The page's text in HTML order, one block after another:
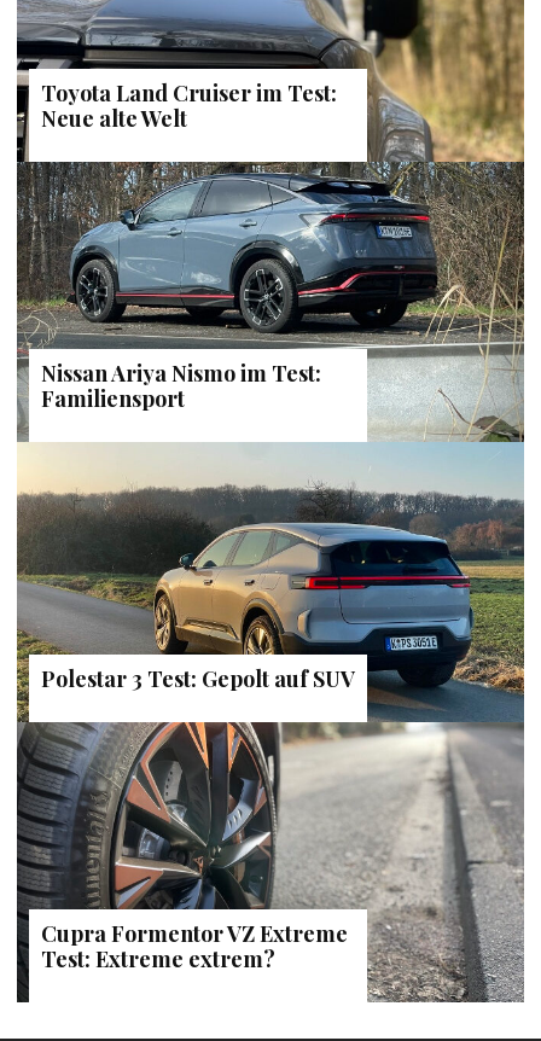
Toyota Land Cruiser im Test:
Neue alte Welt
Nissan Ariya Nismo im Test:
Familiensport
Polestar 3 Test: Gepolt auf SUV
Cupra Formentor VZ Extreme
Test: Extreme extrem?